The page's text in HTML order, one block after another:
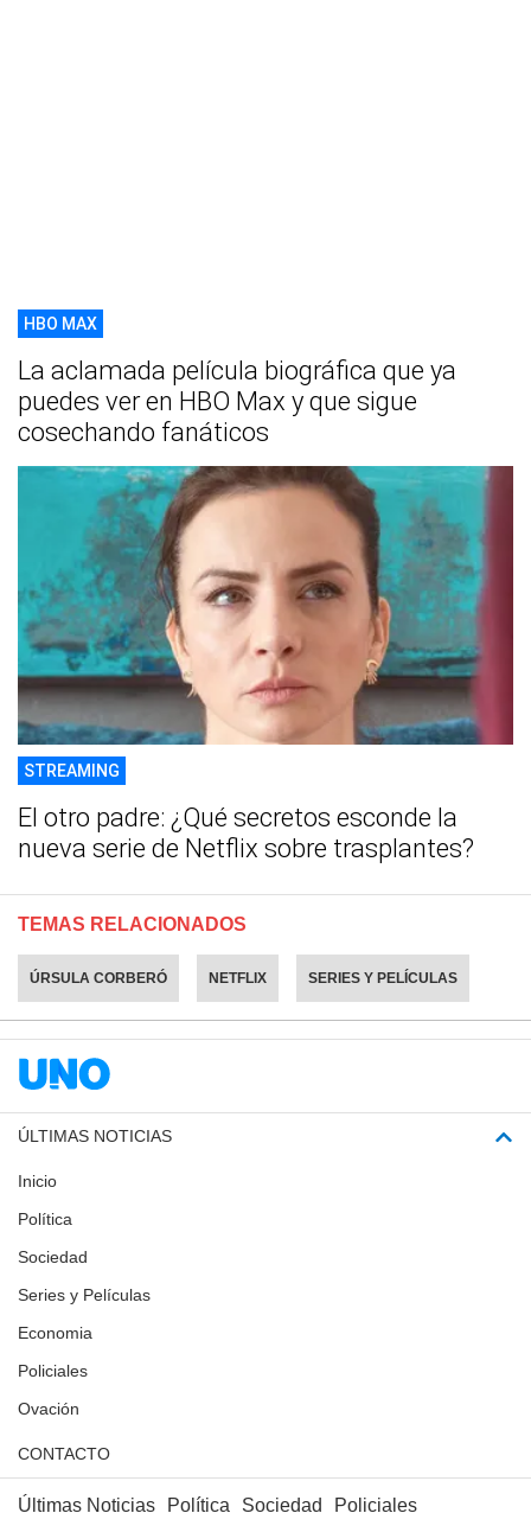
HBO MAX
La aclamada película biográfica que ya
puedes ver en HBO Max y que sigue
cosechando fanáticos
STREAMING
El otro padre: ¿Qué secretos esconde la
nueva serie de Netflix sobre trasplantes?
TEMAS RELACIONADOS
ÚRSULA CORBERÓ NETFLIX SERIES Y PELÍCULAS
ÚLTIMAS NOTICIAS
Inicio
Política
Sociedad
Series y Películas
Economia
Policiales
Ovación
CONTACTO
Últimas Noticias Política Sociedad Policiales